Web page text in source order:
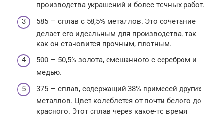
производства украшений и более точных работ.
585 — сплав с 58,5% металлов. Это сочетание
делает его идеальным для производства, так
как он становится прочным, плотным.
500 — 50,5% золота, смешанного с серебром и
медью.
375 — сплав, содержащий 38% примесей других
металлов. Цвет колеблется от почти белого до
красного. Этот сплав через какое-то время